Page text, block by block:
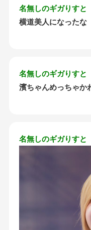
名無しのギガりすと
横道美人になったな
名無しのギガりすと
濱ちゃんめっちゃか
名無しのギガりすと